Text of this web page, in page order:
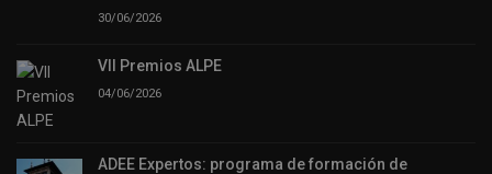
30/06/2026
VII Premios ALPE
04/06/2026
ADEE Expertos: programa de formación de